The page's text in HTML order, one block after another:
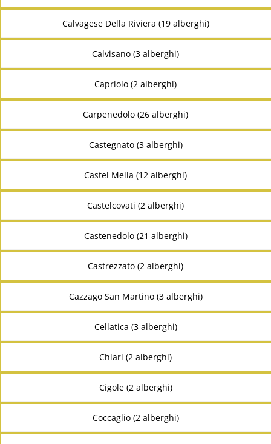
Calvagese Della Riviera (19 alberghi)
Calvisano (3 alberghi)
Capriolo (2 alberghi)
Carpenedolo (26 alberghi)
Castegnato (3 alberghi)
Castel Mella (12 alberghi)
Castelcovati (2 alberghi)
Castenedolo (21 alberghi)
Castrezzato (2 alberghi)
Cazzago San Martino (3 alberghi)
Cellatica (3 alberghi)
Chiari (2 alberghi)
Cigole (2 alberghi)
Coccaglio (2 alberghi)